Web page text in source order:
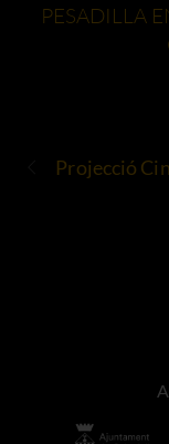
PESADILLA
Projecció